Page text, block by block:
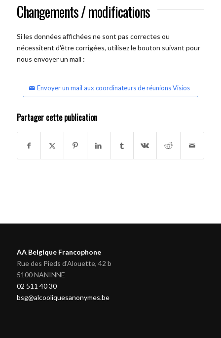
Changements / modifications
Si les données affichées ne sont pas correctes ou
nécessitent d'être corrigées, utilisez le bouton suivant pour
nous envoyer un mail :
Envoyer un mail aux coordinateurs de réunions Visios
Partager cette publication
AA Belgique Francophone
Rue des Pieds d'Alouette, 42 b
5100 NANINNE
02 511 40 30
bsg@alcooliquesanonymes.be